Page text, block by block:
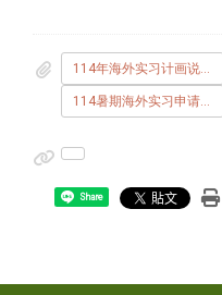
114年海外实习计画说明会.pdf
114暑期海外实习申请表.doc
Share